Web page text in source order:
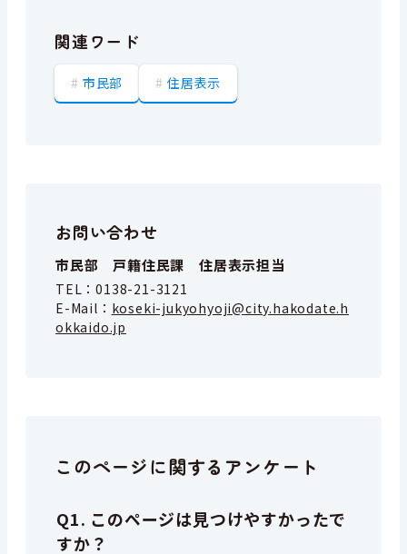
関連ワード
市民部 住居表示
お問い合わせ
市民部 戸籍住民課 住居表示担当
TEL：0138-21-3121
E-Mail： koseki-jukyohyoji@city.hakodate.h
okkaido.jp
このページに関するアンケート